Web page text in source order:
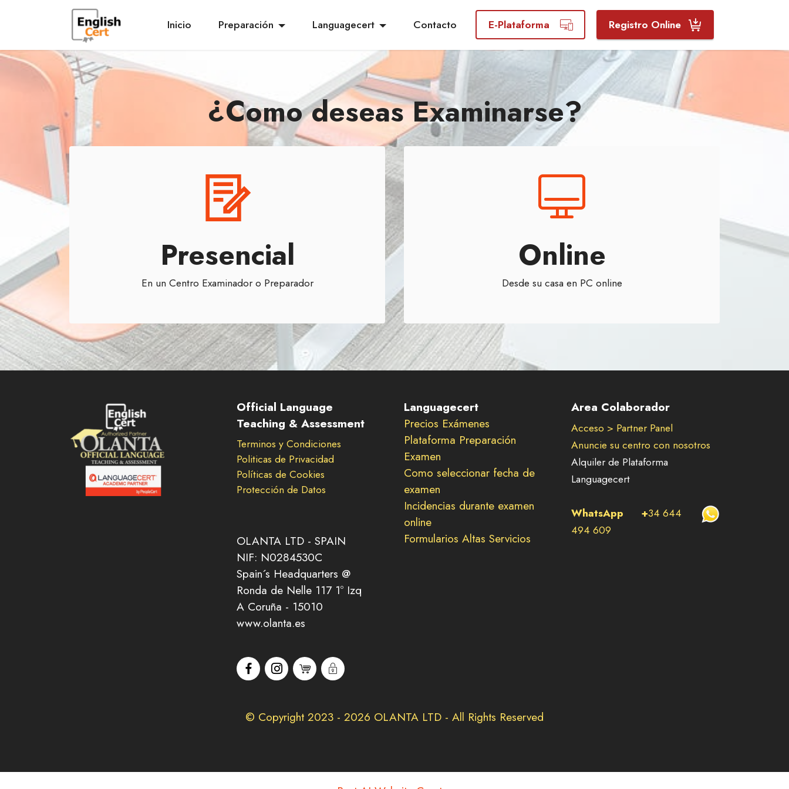
Inicio Preparación Languagecert Contacto E-Plataforma Registro Online
¿Como deseas Examinarse?
Presencial
En un Centro Examinador o Preparador
Online
Desde su casa en PC online
Official Language
Teaching & Assessment
Terminos y Condiciones
Politicas de Privacidad
Políticas de Cookies
Protección de Datos
OLANTA LTD - SPAIN
NIF: N0284530C
Spain´s Headquarters @
Ronda de Nelle 117 1º Izq
A Coruña - 15010
www.olanta.es
Languagecert
Precios Exámenes
Plataforma Preparación
Examen
Como seleccionar fecha de
examen
Incidencias durante examen
online
Formularios Altas Servicios
Area Colaborador
Acceso > Partner Panel
Anuncie su centro con nosotros
Alquiler de Plataforma
Languagecert
WhatsApp +34 644
494 609
© Copyright 2023 - 2026 OLANTA LTD - All Rights Reserved